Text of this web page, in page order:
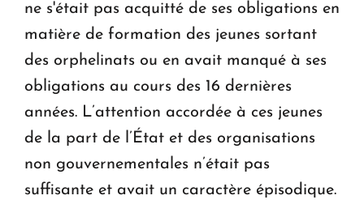
ne s'était pas acquitté de ses obligations en
matière de formation des jeunes sortant
des orphelinats ou en avait manqué à ses
obligations au cours des 16 dernières
années. L’attention accordée à ces jeunes
de la part de l’État et des organisations
non gouvernementales n’était pas
suffisante et avait un caractère épisodique.